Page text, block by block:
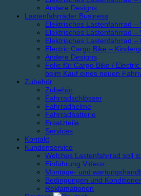
Andere Designs
Lastenfahrräder Business
Elektrisches Lastenfahrrad –
Elektrisches Lastenfahrrad –
Elektrisches Lastenfahrrad –
Electric Cargo Bike –
Andere Designs
Folie für Cargo Bike /
beim Kauf eines neuen
Zubehör
Zubehör
Fahrradschlösser
Fahrradhelme
Fahrradbatterie
Ersatzteile
Services
Kontakt
Kundenservice
Welches Lastenfahrrad soll
Einführung Videos
Montage- und
Bedingungen und
Reklamationen